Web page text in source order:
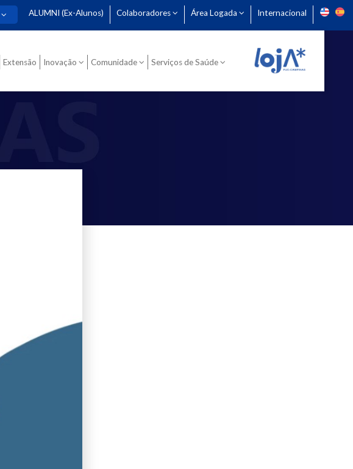
ALUMNI (Ex-Alunos) Colaboradores Área Logada Internacional
Extensão Inovação Comunidade Serviços de Saúde